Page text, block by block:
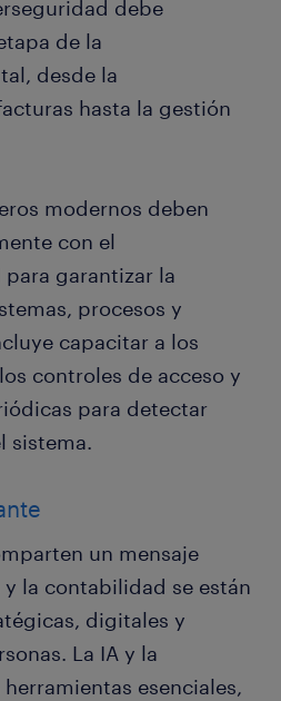
debe
de la
desde la
hasta la gestión
modernos deben
con el
garantizar la
procesos y
capacitar a los
controles de acceso y
para detectar
sistema.
un mensaje
la contabilidad se están
digitales y
La IA y la
esenciales,